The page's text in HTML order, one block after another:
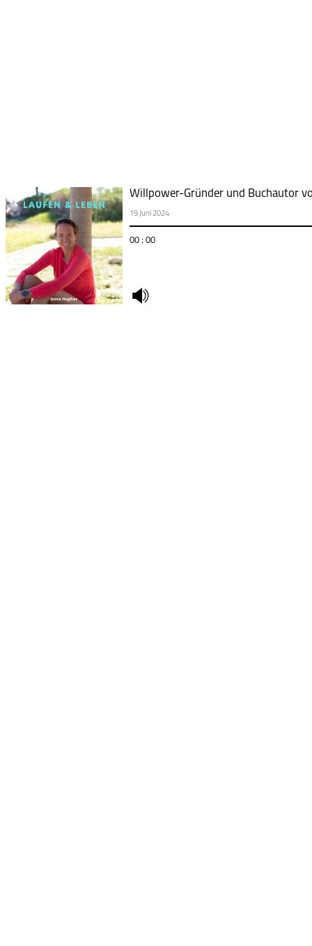
Willpower-Gründer und Buchautor
19 Juni 2024
00 : 00